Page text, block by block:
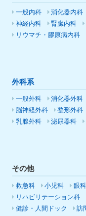
一般内科 消化器内科
神経内科
腎臓内科
リウマチ・膠原病内科
外科系
一般外科 消化器外科
脳神経外科
整形外科
乳腺外科
泌尿器科
その他
救急科 小児科 眼科
リハビリテーション科
健診・人間ドック
訪